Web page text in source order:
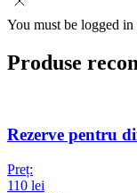
You must be logged
Produse
Rezerve pentru
Preț:
110 lei